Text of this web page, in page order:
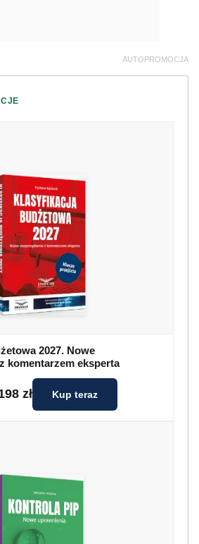
AUTOPROMOCJA
2027. Nowe
komentarzem eksperta
zł Kup teraz